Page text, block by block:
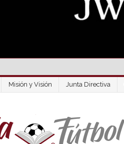
Misión y Visión Junta Directiva